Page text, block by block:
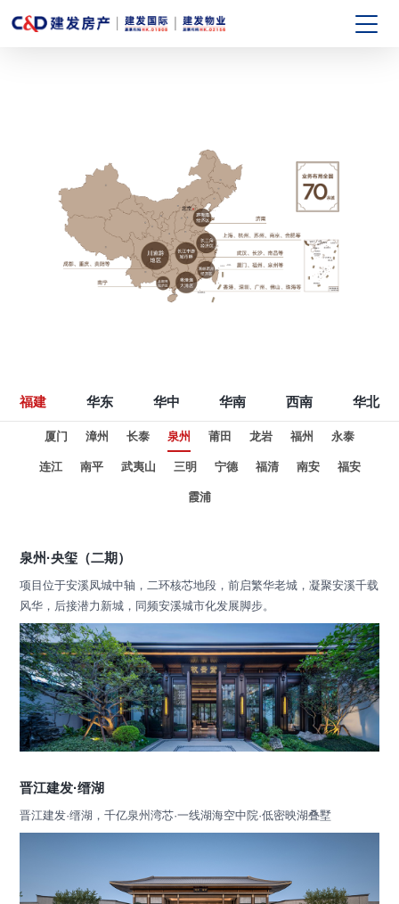
福建 华东 华中 华南 西南 华北
厦门 漳州 长泰 泉州 莆田 龙岩 福州 永泰
连江 南平 武夷山 三明 宁德 福清 南安 福安
霞浦
泉州·央玺（二期）
项目位于安溪凤城中轴，二环核芯地段，前启繁华老城，凝聚安溪千载
风华，后接潜力新城，同频安溪城市化发展脚步。
晋江建发·缙湖
晋江建发·缙湖，千亿泉州湾芯·一线湖海空中院·低密映湖叠墅